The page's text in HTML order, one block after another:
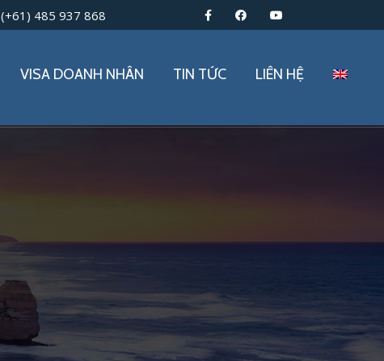
(+61) 485 937 868
VISA DOANH NHÂN TIN TỨC LIÊN HỆ